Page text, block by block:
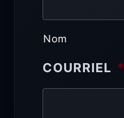
Nom
COURRIEL *